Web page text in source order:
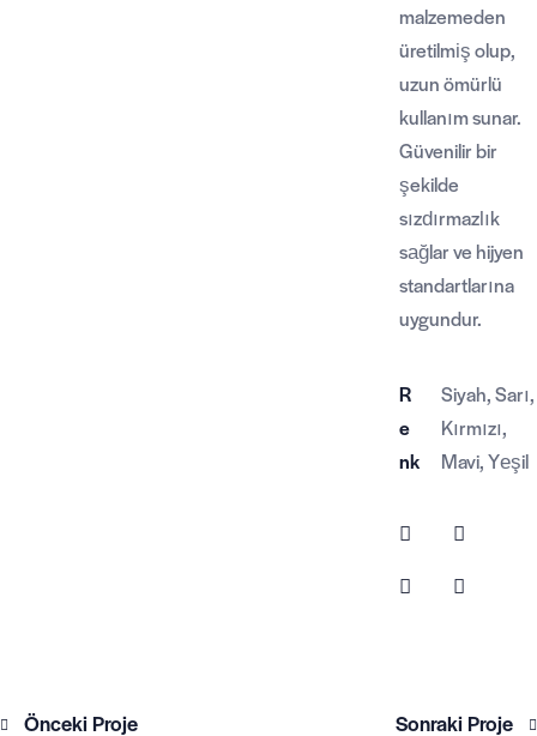
malzemeden
üretilmiş olup,
uzun ömürlü
kullanım sunar.
Güvenilir bir
şekilde
sızdırmazlık
sağlar ve hijyen
standartlarına
uygundur.
R
e
nk
Siyah, Sarı,
Kırmızı,
Mavi, Yeşil
Önceki Proje Sonraki Proje